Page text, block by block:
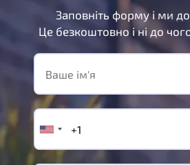
Заповніть форму і ми
Це безкоштовно і ні до